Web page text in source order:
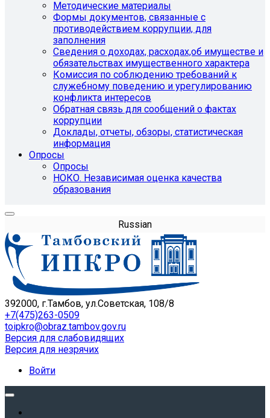
Методические материалы
Формы документов, связанные с
противодействием коррупции, для
заполнения
Сведения о доходах, расходах,об имуществе и
обязательствах имущественного характера
Комиссия по соблюдению требований к
служебному поведению и урегулированию
конфликта интересов
Обратная связь для сообщений о фактах
коррупции
Доклады, отчеты, обзоры, статистическая
информация
Опросы
Опросы
НОКО. Независимая оценка качества
образования
Russian
392000, г.Тамбов, ул.Советская, 108/8
+7(475)263-0509
toipkro@obraz.tambov.gov.ru
Версия для слабовидящих
Версия для незрячих
Войти